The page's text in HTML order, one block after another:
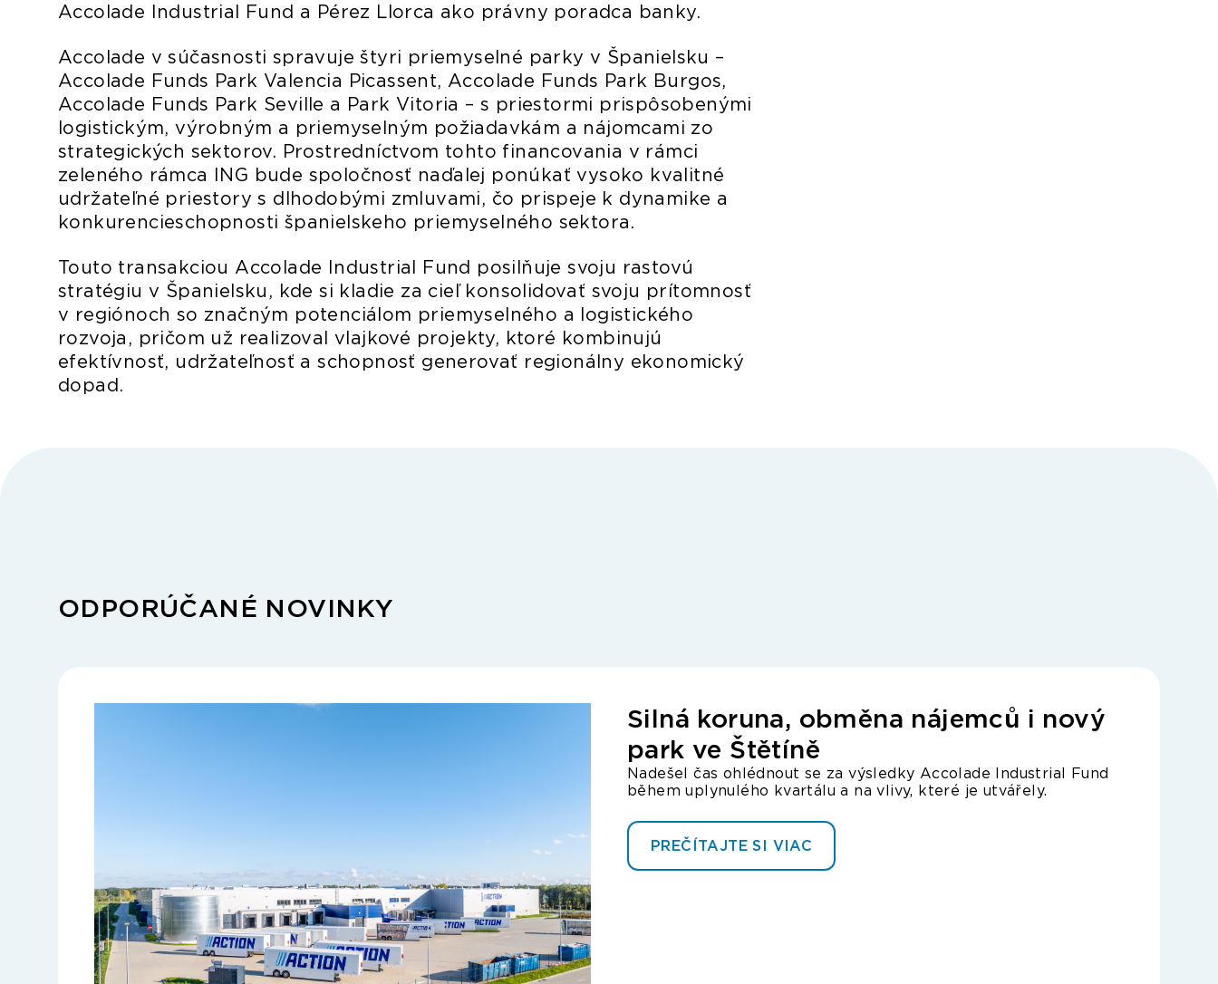
Accolade Industrial Fund a Pérez Llorca ako právny poradca banky.
Accolade v súčasnosti spravuje štyri priemyselné parky v Španielsku –
Accolade Funds Park Valencia Picassent, Accolade Funds Park Burgos,
Accolade Funds Park Seville a Park Vitoria – s priestormi prispôsobenými
logistickým, výrobným a priemyselným požiadavkám a nájomcami zo
strategických sektorov. Prostredníctvom tohto financovania v rámci
zeleného rámca ING bude spoločnosť naďalej ponúkať vysoko kvalitné
udržateľné priestory s dlhodobými zmluvami, čo prispeje k dynamike a
konkurencieschopnosti španielskeho priemyselného sektora.
Touto transakciou Accolade Industrial Fund posilňuje svoju rastovú
stratégiu v Španielsku, kde si kladie za cieľ konsolidovať svoju prítomnosť
v regiónoch so značným potenciálom priemyselného a logistického
rozvoja, pričom už realizoval vlajkové projekty, ktoré kombinujú
efektívnosť, udržateľnosť a schopnosť generovať regionálny ekonomický
dopad.
ODPORÚČANÉ NOVINKY
Silná koruna, obměna nájemců i nový
park ve Štětíně
Nadešel čas ohlédnout se za výsledky Accolade Industrial Fund
během uplynulého kvartálu a na vlivy, které je utvářely.
PREČÍTAJTE SI VIAC